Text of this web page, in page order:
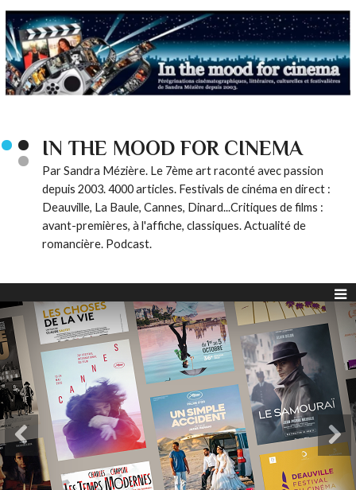
IN THE MOOD FOR CINEMA
Par Sandra Mézière. Le 7ème art raconté avec passion
depuis 2003. 4000 articles. Festivals de cinéma en direct :
Deauville, La Baule, Cannes, Dinard...Critiques de films :
avant-premières, à l'affiche, classiques. Actualité de
romancière. Podcast.